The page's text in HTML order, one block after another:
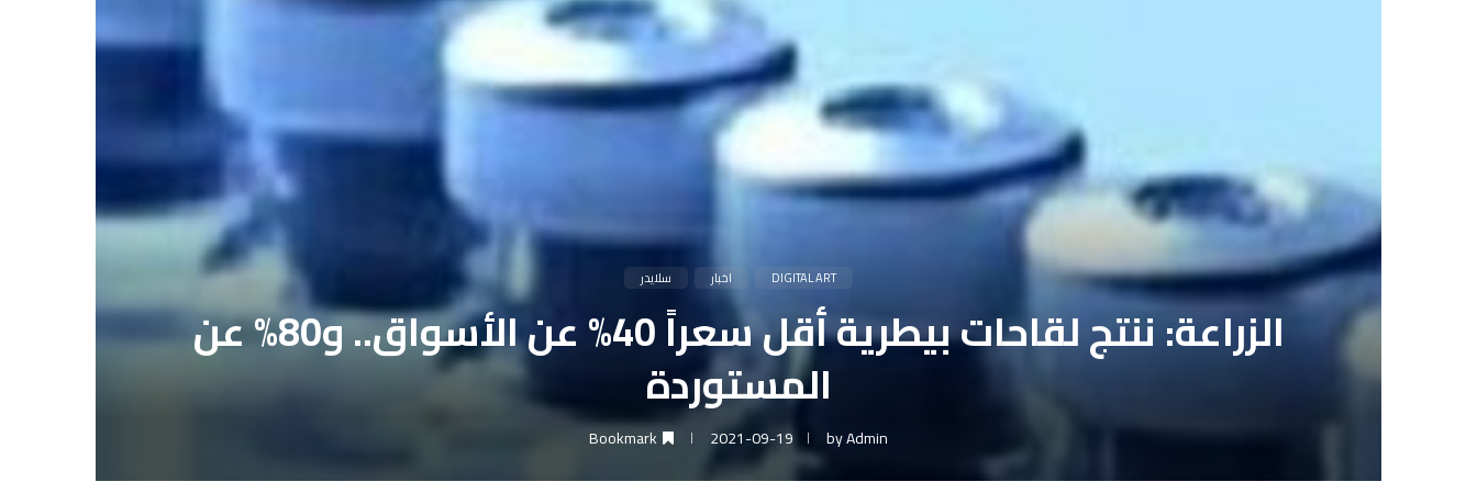
DIGITAL ART اخبار سلايدر
الزراعة: ننتج لقاحات بيطرية أقل سعراً 40% عن الأسواق.. و80% عن
المستوردة
byAdmin
2021-09-19
Bookmark